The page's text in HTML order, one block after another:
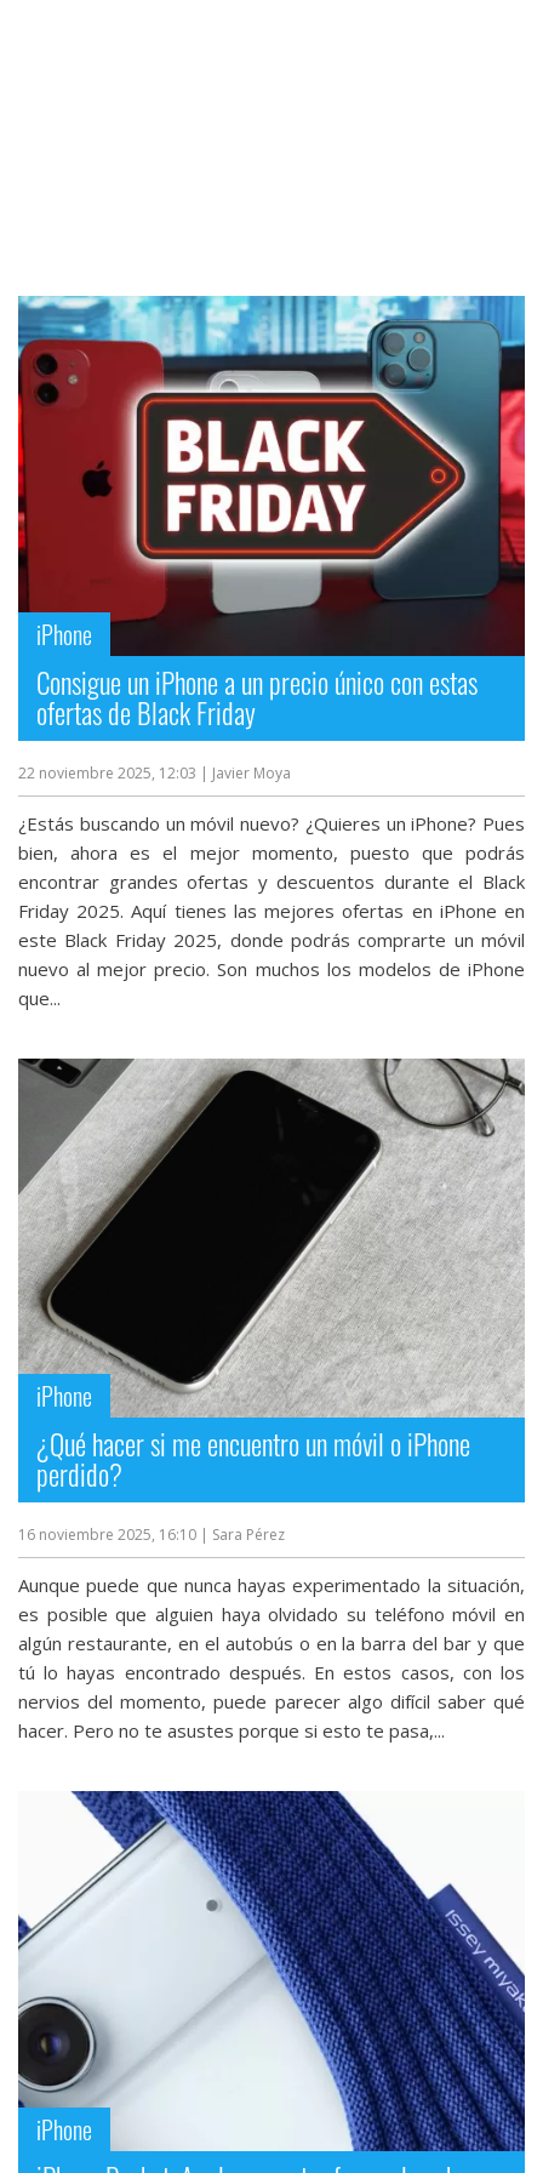
iPhone
Consigue un iPhone a un precio único con estas
ofertas de Black Friday
22 noviembre 2025, 12:03 | Javier Moya
¿Estás buscando un móvil nuevo? ¿Quieres un iPhone? Pues
bien, ahora es el mejor momento, puesto que podrás
encontrar grandes ofertas y descuentos durante el Black
Friday 2025. Aquí tienes las mejores ofertas en iPhone en
este Black Friday 2025, donde podrás comprarte un móvil
nuevo al mejor precio. Son muchos los modelos de iPhone
que...
iPhone
¿Qué hacer si me encuentro un móvil o iPhone
perdido?
16 noviembre 2025, 16:10 | Sara Pérez
Aunque puede que nunca hayas experimentado la situación,
es posible que alguien haya olvidado su teléfono móvil en
algún restaurante, en el autobús o en la barra del bar y que
tú lo hayas encontrado después. En estos casos, con los
nervios del momento, puede parecer algo difícil saber qué
hacer. Pero no te asustes porque si esto te pasa,...
iPhone